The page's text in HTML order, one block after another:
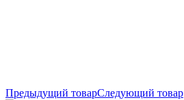
Предыдущий товарСледующий товар